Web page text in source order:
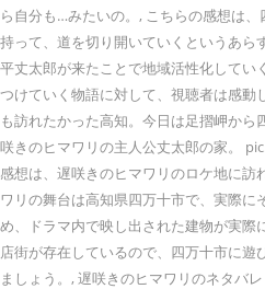
ら自分も…みたいの。, こちらの感想は
持って、道を切り開いていくというあら
平丈太郎が来たことで地域活性化してい
つけていく物語に対して、視聴者は感動
も訪れたかった高知。今日は足摺岬か
咲きのヒマワリの主人公丈太郎の家。
感想は、遅咲きのヒマワリのロケ地に訪
ワリの舞台は高知県四万十市で、実際に
め、ドラマ内で映し出された建物が実際
店街が存在しているので、四万十市に遊
ましょう。, 遅咲きのヒマワリのネタバ